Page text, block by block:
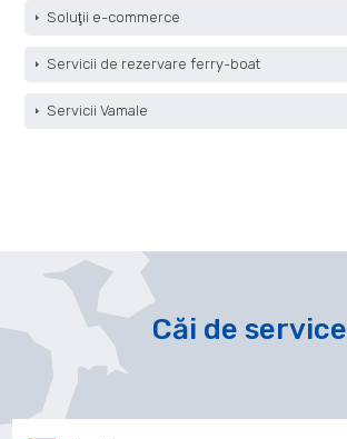
Soluţii e-commerce
Servicii de rezervare ferry-boat
Servicii Vamale
Căi de service